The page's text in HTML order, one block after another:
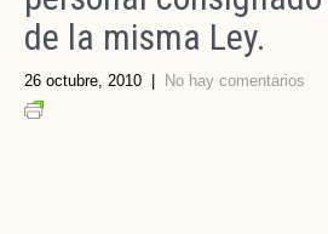
de la misma Ley.
26 octubre, 2010 No hay comentarios